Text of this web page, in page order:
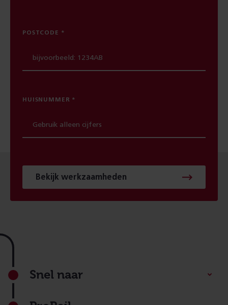
POSTCODE
HUISNUMMER
Bekijk werkzaamheden
Footer
Snel naar